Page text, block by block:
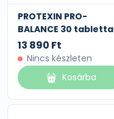
PROTEXIN PRO-
BALANCE 30 tabletta
13 890 Ft
Nincs készleten
Kosárba